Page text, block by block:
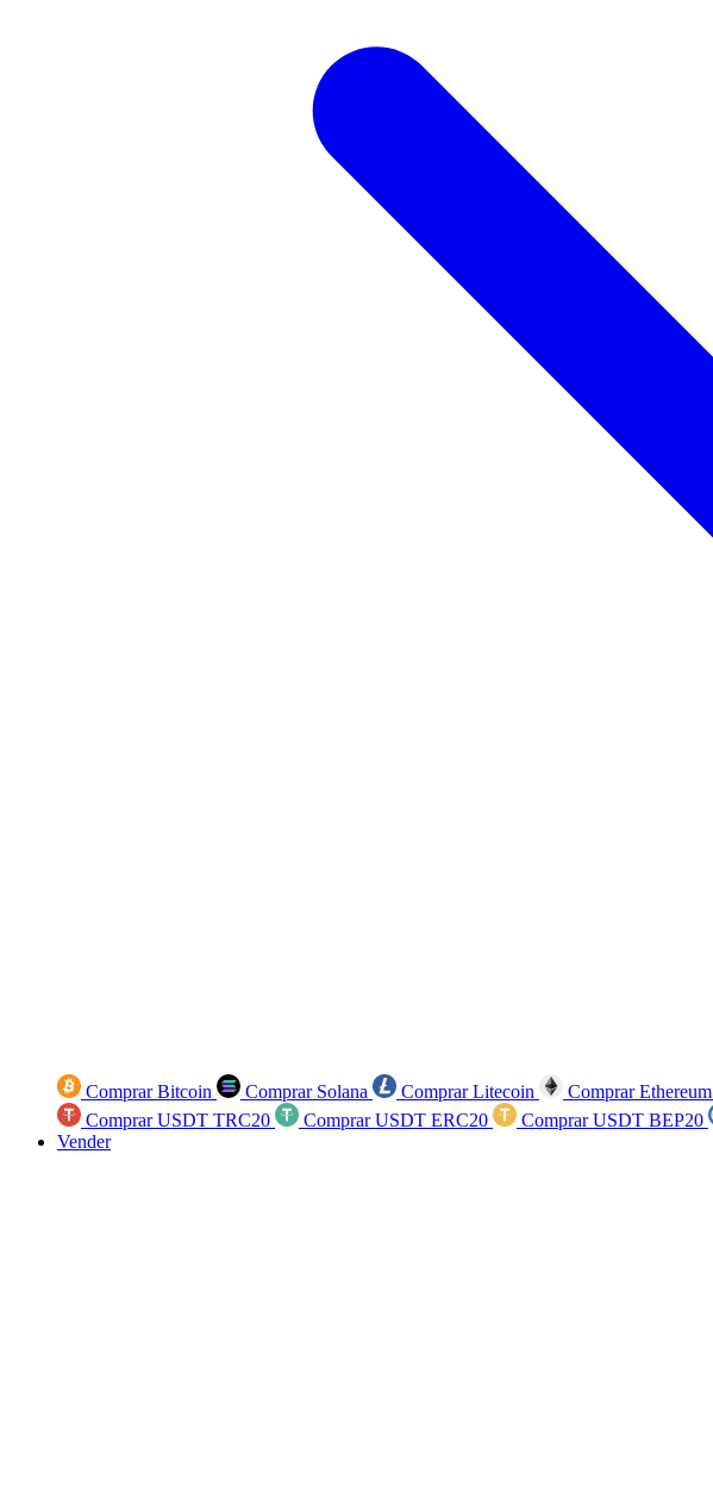
Comprar Bitcoin Comprar Solana Comprar Litecoin Comprar Ethereum
Comprar USDT TRC20
Comprar USDT ERC20 Comprar USDT BEP20
Vender